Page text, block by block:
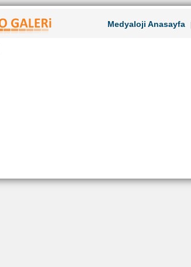
Medyaloji Anasayfa